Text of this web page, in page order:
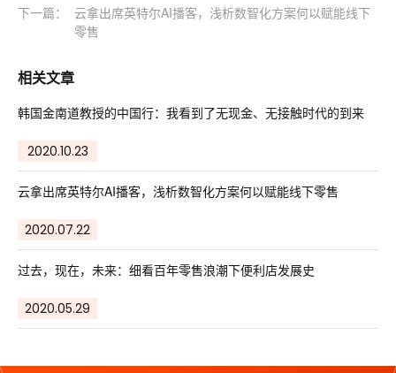
下一篇：
云拿出席英特尔AI播客，浅析数智化方案何以赋能线下
零售
相关文章
韩国金南道教授的中国行：我看到了无现金、无接触时代的到来
2020.10.23
云拿出席英特尔AI播客，浅析数智化方案何以赋能线下零售
2020.07.22
过去，现在，未来：细看百年零售浪潮下便利店发展史
2020.05.29